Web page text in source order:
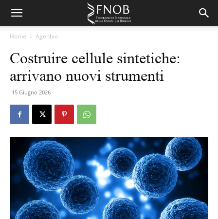
Home Agenbio
Costruire cellule sintetiche:
arrivano nuovi strumenti
15 Giugno 2026